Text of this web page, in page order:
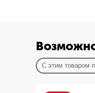
С этим товаром